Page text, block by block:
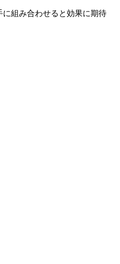
組み合わせると効果に期待